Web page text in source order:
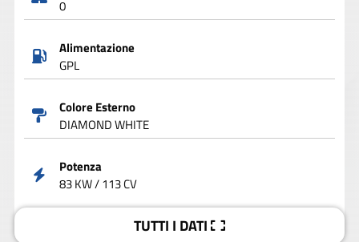
0
Alimentazione
GPL
Colore Esterno
DIAMOND WHITE
Potenza
83 KW / 113 CV
TUTTI I DATI